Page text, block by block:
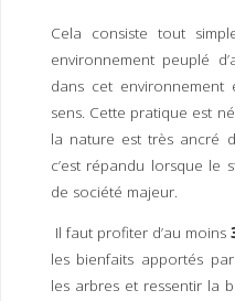
Cela consiste tout
environnement peuplé
dans cet environnement
sens. Cette pratique est
la nature est très ancré
c’est répandu lorsque le
de société majeur.
Il faut profiter d’au moins
les bienfaits apportés
les arbres et ressentir la